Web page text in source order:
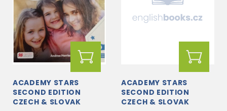
ACADEMY STARS
SECOND EDITION
CZECH & SLOVAK
ACADEMY STARS
SECOND EDITION
CZECH & SLOVAK